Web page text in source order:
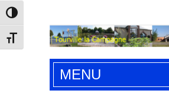
Passer en contraste élevé
Changer la taille de la police
MENU